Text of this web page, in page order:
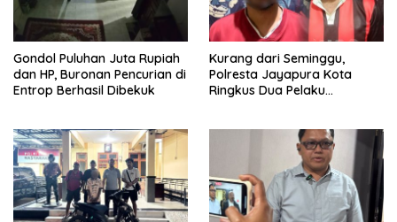
Gondol Puluhan Juta Rupiah
dan HP, Buronan Pencurian di
Entrop Berhasil Dibekuk
Kurang dari Seminggu,
Polresta Jayapura Kota
Ringkus Dua Pelaku